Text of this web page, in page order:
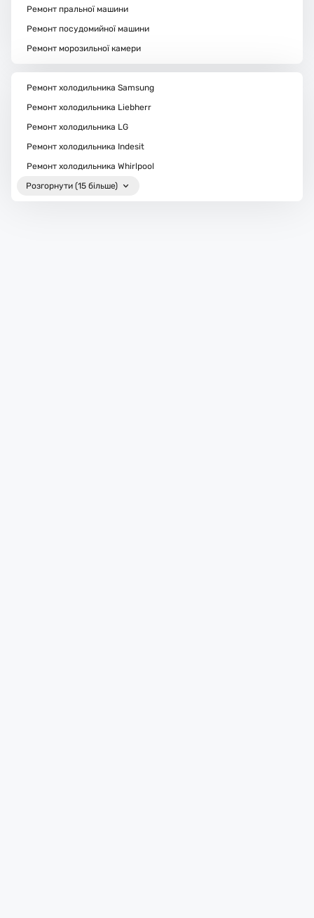
Ремонт пральної машини
Ремонт посудомийної машини
Ремонт морозильної камери
Ремонт холодильника Samsung
Ремонт холодильника Liebherr
Ремонт холодильника LG
Ремонт холодильника Indesit
Ремонт холодильника Whirlpool
Розгорнути (15 більше)